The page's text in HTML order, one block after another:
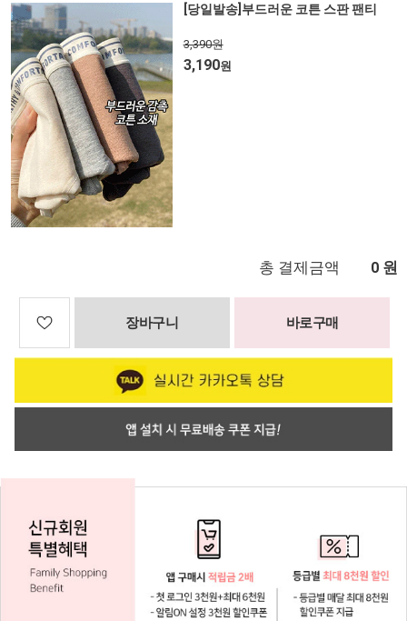
[당일발송]부드러운 코튼 스판 팬티
3,390원
3,190원
총 결제금액 0 원
장바구니 바로구매